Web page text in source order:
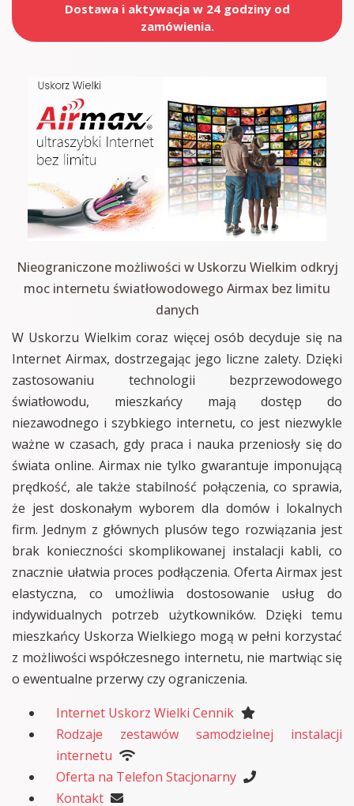
Dostawa i aktywacja w 24 godziny od
zamówienia.
Nieograniczone możliwości w Uskorzu Wielkim odkryj
moc internetu światłowodowego Airmax bez limitu
danych
W Uskorzu Wielkim coraz więcej osób decyduje się na
Internet Airmax, dostrzegając jego liczne zalety. Dzięki
zastosowaniu technologii bezprzewodowego
światłowodu, mieszkańcy mają dostęp do
niezawodnego i szybkiego internetu, co jest niezwykle
ważne w czasach, gdy praca i nauka przeniosły się do
świata online. Airmax nie tylko gwarantuje imponującą
prędkość, ale także stabilność połączenia, co sprawia,
że jest doskonałym wyborem dla domów i lokalnych
firm. Jednym z głównych plusów tego rozwiązania jest
brak konieczności skomplikowanej instalacji kabli, co
znacznie ułatwia proces podłączenia. Oferta Airmax jest
elastyczna, co umożliwia dostosowanie usług do
indywidualnych potrzeb użytkowników. Dzięki temu
mieszkańcy Uskorza Wielkiego mogą w pełni korzystać
z możliwości współczesnego internetu, nie martwiąc się
o ewentualne przerwy czy ograniczenia.
Internet Uskorz Wielki Cennik
Rodzaje zestawów samodzielnej instalacji
internetu
Oferta na Telefon Stacjonarny
Kontakt